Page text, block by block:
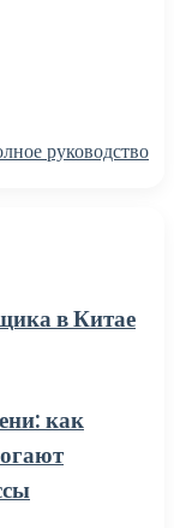
руководство
в Китае
как